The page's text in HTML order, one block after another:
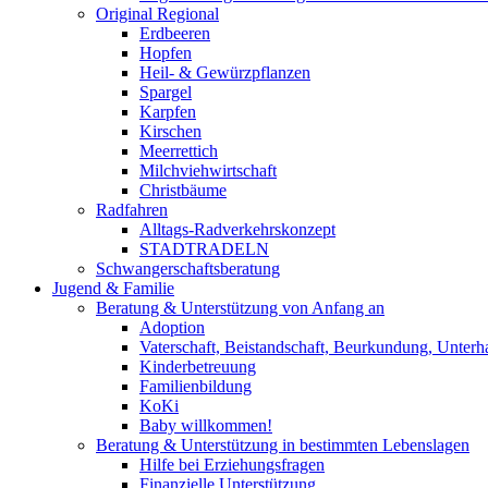
Original Regional
Erdbeeren
Hopfen
Heil- & Gewürzpflanzen
Spargel
Karpfen
Kirschen
Meerrettich
Milchviehwirtschaft
Christbäume
Radfahren
Alltags-Radverkehrskonzept
STADTRADELN
Schwangerschaftsberatung
Jugend & Familie
Beratung & Unterstützung von Anfang an
Adoption
Vaterschaft, Beistandschaft, Beurkundung,
Kinderbetreuung
Familienbildung
KoKi
Baby willkommen!
Beratung & Unterstützung in bestimmten Lebenslagen
Hilfe bei Erziehungsfragen
Finanzielle Unterstützung